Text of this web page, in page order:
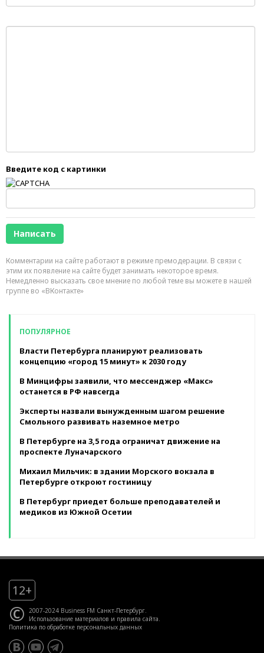
Введите код с картинки
Комментарии на сайте работают в режиме премодерации. В связи с
этим их появление на сайте будет занимать некоторое время.
Немедленно высказать свое мнение по любой теме вы можете в нашей
группе во «ВКонтакте»
ПОПУЛЯРНОЕ
Власти Петербурга планируют реализовать
концепцию «город 15 минут» к 2030 году
В Минцифры заявили, что мессенджер «Макс»
останется в РФ навсегда
Эксперты назвали вынужденным шагом решение
Смольного развивать наземное метро
В Петербурге на 3,5 года ограничат движение на
проспекте Луначарского
Михаил Мильчик: в здании Морского вокзала в
Петербурге откроют гостиницу
В Петербург приедет больше преподавателей и
медиков из Южной Осетии
12+
© 2007-2024 Business FM Санкт-Петербург.
Использование материалов и правила сайта.
Политика по обработке персональных данных